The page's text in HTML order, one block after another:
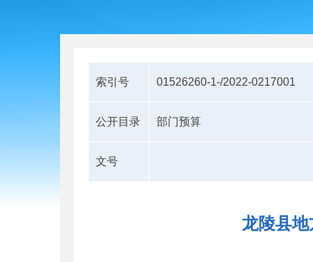
索引号 01526260-1-/2022-0217001
公开目录 部门预算
文号
龙陵县